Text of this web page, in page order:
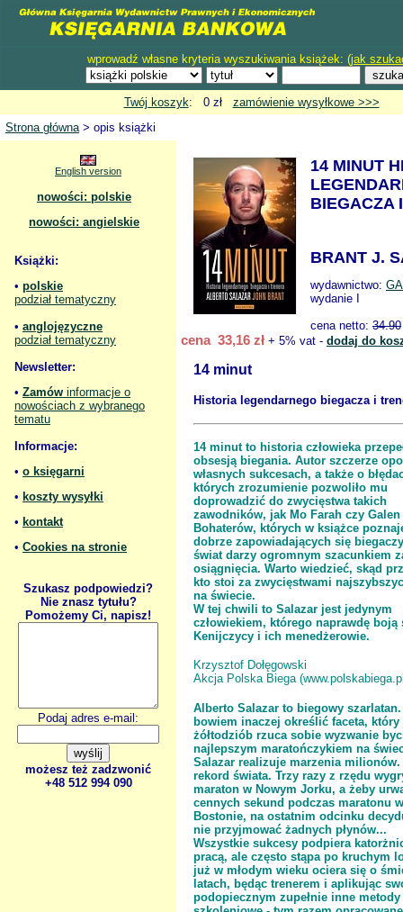
wprowadź własne kryteria wyszukiwania książek: (jak
Twój koszyk: 0 zł zamówienie wysyłkowe >>>
Strona główna> opis książki
English version
nowości: polskie
nowości: angielskie
Książki:
• polskie
podział tematyczny
• anglojęzyczne
podział tematyczny
Newsletter:
• Zamów informacje o
nowościach z wybranego
tematu
Informacje:
• o księgarni
• koszty wysyłki
• kontakt
• Cookies na stronie
Szukasz podpowiedzi?
Nie znasz tytułu?
Pomożemy Ci, napisz!
Podaj adres e-mail:
możesz też zadzwonić
+48 512 994 090
14 MINUT
BIEGACZA
BRANT J.
wydawnictwo:
wydanie I
cena netto: 34.90
cena 33,16 zł + 5% vat - dodaj do
14 minut
Historia legendarnego biegacza i
14 minut to historia człowieka
obsesją biegania. Autor szczerze
własnych sukcesach, a także o
których zrozumienie pozwoliło mu
doprowadzić do zwycięstwa takich
zawodników, jak Mo Farah czy
Bohaterów, których w książce
dobrze zapowiadających się
świat darzy ogromnym szacunkiem
osiągnięcia. Warto wiedzieć, skąd
kto stoi za zwycięstwami
na świecie.
W tej chwili to Salazar jest jedynym
człowiekiem, którego naprawdę boją
Kenijczycy i ich menedżerowie.
Krzysztof Dołęgowski
Akcja Polska Biega
Alberto Salazar to biegowy
bowiem inaczej określić faceta, który
żółtodziób rzuca sobie wyzwanie
najlepszym maratończykiem na
Salazar realizuje marzenia
rekord świata. Trzy razy z rzędu
maraton w Nowym Jorku, a żeby
cennych sekund podczas maratonu w
Bostonie, na ostatnim odcinku
nie przyjmować żadnych płynów...
Wszystkie sukcesy podpiera
pracą, ale często stąpa po kruchym
już w młodym wieku ociera się o
latach, będąc trenerem i aplikując
podopiecznym zupełnie inne metody